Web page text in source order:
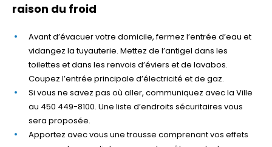
raison du froid
Avant d’évacuer votre domicile, fermez l’entrée d’eau et
vidangez la tuyauterie. Mettez de l’antigel dans les
toilettes et dans les renvois d’éviers et de lavabos.
Coupez l’entrée principale d’électricité et de gaz.
Si vous ne savez pas où aller, communiquez avec la Ville
au 450 449-8100. Une liste d’endroits sécuritaires vous
sera proposée.
Apportez avec vous une trousse comprenant vos effets